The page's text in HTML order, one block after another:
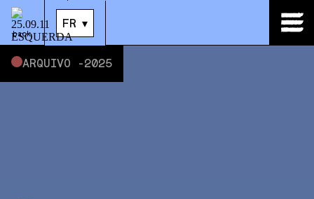
back
FR ▾
ARQUIVO -2025